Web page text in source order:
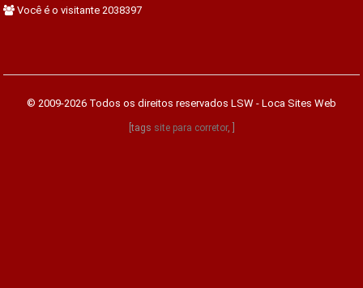
Você é o visitante 2038397
© 2009-2026 Todos os direitos reservados LSW - Loca Sites Web
[tags site para corretor, ]